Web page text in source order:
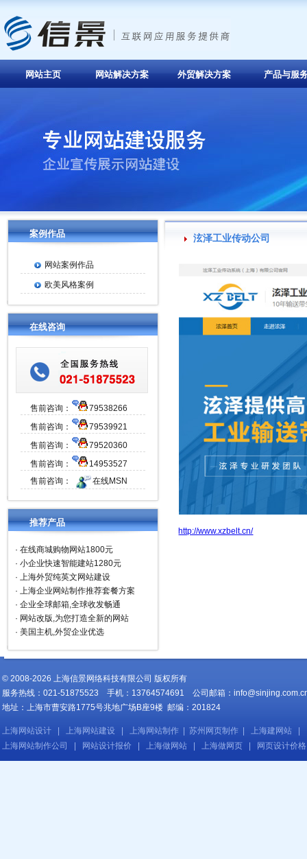
网站主页 网站解决方案 外贸解决方案 产品与服
案例作品
网站案例作品
欧美风格案例
在线咨询
售前咨询：
79538266
售前咨询：
79539921
售前咨询：
79520360
售前咨询：
14953527
售前咨询：
在线MSN
推荐产品
·在线商城购物网站1800元
·小企业快速智能建站1280元
·上海外贸纯英文网站建设
·上海企业网站制作推荐套餐方案
·企业全球邮箱,全球收发畅通
· 网站改版,为您打造全新的网站
·美国主机,外贸企业优选
泫泽工业传动公司
http://www.xzbelt.cn/
© 2008-2026 上海信景网络科技有限公司 版权所有
服务热线：021-51875523 手机：13764574691 公司邮箱：
地址：上海市曹安路1775号兆地广场B座9楼 邮编：201824
上海网站设计 上海网站建设 上海网站制作 苏州网页制作 上海建网站
上海网站制作公司
网站设计报价 上海做网站 上海做网页 网页设计价格